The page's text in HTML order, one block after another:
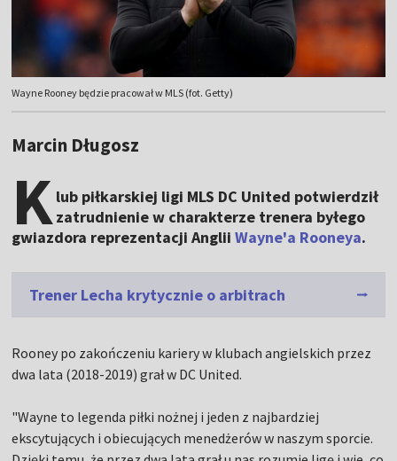
Wayne Rooney będzie pracował w MLS (fot. Getty)
Marcin Długosz
Klub piłkarskiej ligi MLS DC United potwierdził
zatrudnienie w charakterze trenera byłego
gwiazdora reprezentacji AngliiWayne'a Rooneya.
Trener Lecha krytycznie o arbitrach
Rooney po zakończeniu kariery w klubach angielskich przez
dwa lata (2018-2019) grał w DC United.
"Wayne to legenda piłki nożnej i jeden z najbardziej
ekscytujących i obiecujących menedżerów w naszym sporcie.